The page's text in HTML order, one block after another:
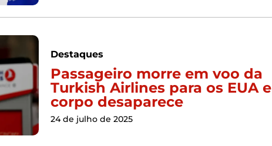
Destaques
Passageiro morre em voo da
Turkish Airlines para os EUA e
corpo desaparece
24 de julho de 2025